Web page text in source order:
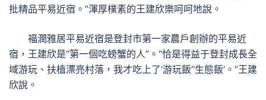
批精品平易近宿。”渾厚樸素的王建欣樂呵呵地說。
福潤雅居平易近宿是登封市第一家農戶創辦的平易近
宿，王建欣是“第一個吃螃蟹的人”。“恰是得益于登封成長全
域游玩、扶植漂亮村落，我才吃上了‘游玩飯’‘生態飯’。”王建
欣說。